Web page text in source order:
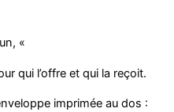
«
qui l’offre et qui la reçoit.
imprimée au dos :